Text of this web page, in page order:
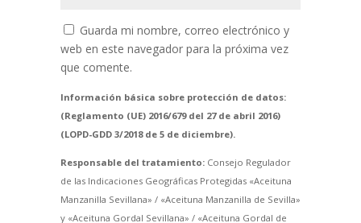
Guarda mi nombre, correo electrónico y
web en este navegador para la próxima vez
que comente.
Información básica sobre protección de datos:
(Reglamento (UE) 2016/679 del 27 de abril 2016)
(LOPD-GDD 3/2018 de 5 de diciembre).
Responsable del tratamiento:Consejo Regulador
de las Indicaciones Geográficas Protegidas «Aceituna
Manzanilla Sevillana» / «Aceituna Manzanilla de Sevilla»
y «Aceituna Gordal Sevillana» / «Aceituna Gordal de